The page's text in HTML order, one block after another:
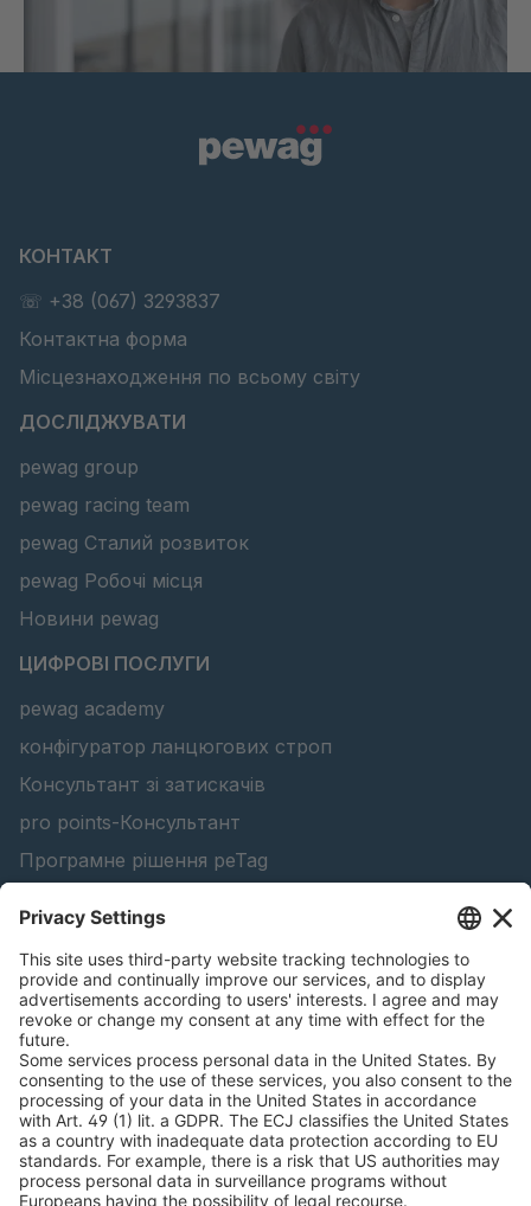
КОНТАКТ
☏ +38 (067) 3293837
Контактна форма
Місцезнаходження по всьому світу
ДОСЛІДЖУВАТИ
pewag group
pewag racing team
pewag Сталий розвиток
pewag Робочі місця
Новини pewag
ЦИФРОВІ ПОСЛУГИ
pewag academy
конфігуратор ланцюгових строп
Консультант зі затискачів
pro points-Консультант
Програмне рішення peTag
Конфігуратор ланцюгів проти ковзання
Знайти лісопродукцію
Каталоги
ЮРИДИЧНА ІНФОРМАЦІЯ
Сертифікати
Угода про оплату рахунків за зміст
Умови та положення